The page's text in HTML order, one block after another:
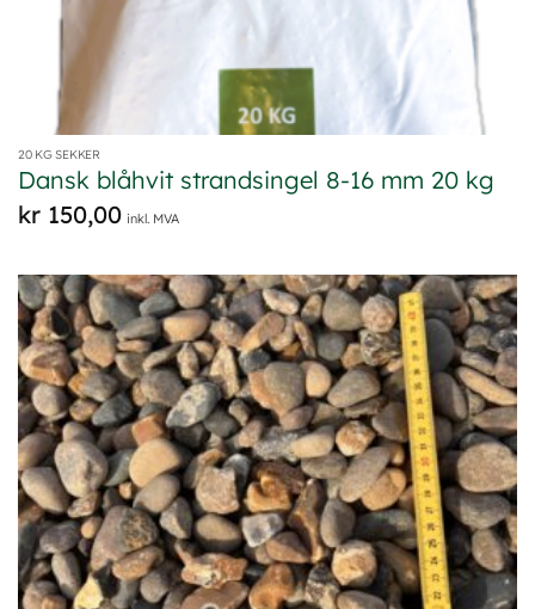
20 KG SEKKER
Dansk blåhvit strandsingel 8-16 mm 20 kg
kr150,00 inkl. MVA